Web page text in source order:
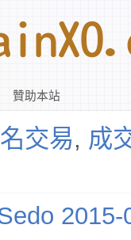
贊助本站
交易, 成